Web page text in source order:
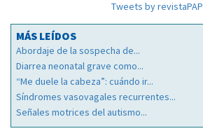
Tweets by revistaPAP
MÁS LEÍDOS
Abordaje de la sospecha de...
Diarrea neonatal grave como...
“Me duele la cabeza”: cuándo ir...
Síndromes vasovagales recurrentes...
Señales motrices del autismo...